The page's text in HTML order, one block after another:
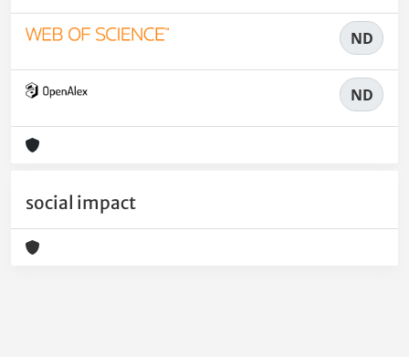
ND
ND
social impact